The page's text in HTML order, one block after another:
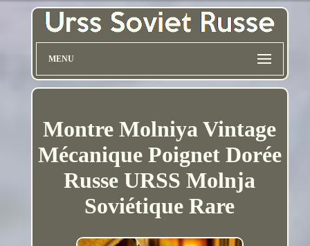
MENU
Montre Molniya Vintage
Mécanique Poignet Dorée
Russe URSS Molnja
Soviétique Rare